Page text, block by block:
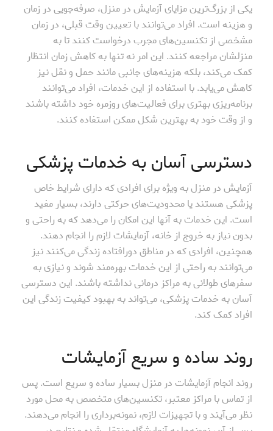
یکی از بزرگ‌ترین مزایای آزمایش در منزل، صرفه‌جویی در زمان
و هزینه است. افراد می‌توانند با تعیین وقت قبلی، در زمان
مشخصی از تکنسین‌های مجرب درخواست کنند تا به
منزلشان مراجعه کنند. این امر نه تنها به کاهش زمان انتظار
کمک می‌کند، بلکه هزینه‌های جانبی مانند حمل و نقل نیز
کاهش می‌یابد. با استفاده از این خدمات، افراد می‌توانند
برنامه‌ریزی بهتری برای فعالیت‌های روزمره خود داشته باشند
و از وقت خود به بهترین شکل ممکن استفاده کنند.
دسترسی آسان به خدمات پزشکی
آزمایش در منزل به ویژه برای افرادی که دارای شرایط خاص
پزشکی هستند یا محدودیت‌های حرکتی دارند، بسیار مفید
است. این خدمات به آنها این امکان را می‌دهد که به راحتی و
بدون نیاز به خروج از خانه، آزمایشات لازم را انجام دهند.
همچنین، افرادی که در مناطق دورافتاده زندگی می‌کنند نیز
می‌توانند به راحتی از این خدمات بهره‌مند شوند و نیازی به
سفرهای طولانی به مراکز درمانی نداشته باشند. این دسترسی
آسان به خدمات پزشکی، می‌تواند به بهبود کیفیت زندگی این
افراد کمک کند.
روند ساده و سریع آزمایشات
روند انجام آزمایشات در منزل بسیار ساده و سریع است. پس
از تماس با مراکز معتبر، تکنسین‌های متخصص به محل مورد
نظر می‌آیند و با تجهیزات لازم، نمونه‌برداری را انجام می‌دهند.